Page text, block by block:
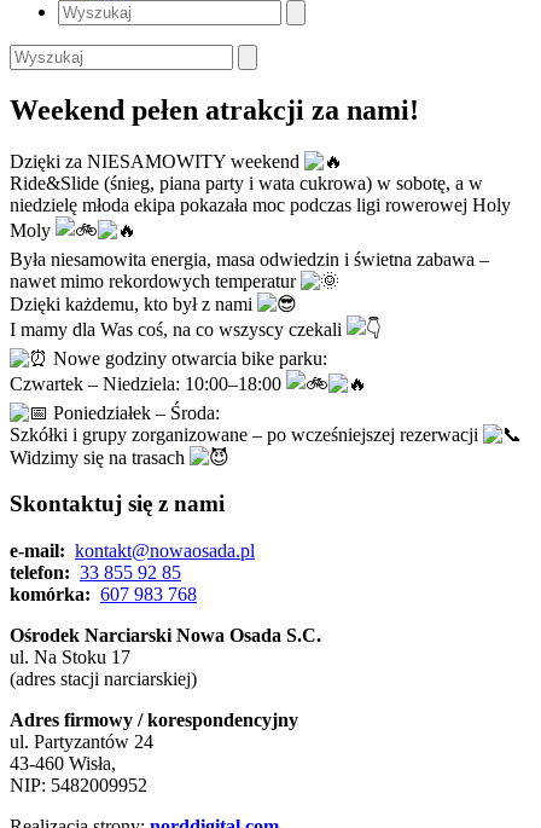
Weekend pełen atrakcji za nami!
Dzięki za NIESAMOWITY weekend
Ride&Slide (śnieg, piana party i wata cukrowa) w sobotę, a w
niedzielę młoda ekipa pokazała moc podczas ligi rowerowej Holy
Moly
Była niesamowita energia, masa odwiedzin i świetna zabawa –
nawet mimo rekordowych temperatur
Dzięki każdemu, kto był z nami
I mamy dla Was coś, na co wszyscy czekali
Nowe godziny otwarcia bike parku:
Czwartek – Niedziela: 10:00–18:00
Poniedziałek – Środa:
Szkółki i grupy zorganizowane – po wcześniejszej rezerwacji
Widzimy się na trasach
Skontaktuj się z nami
e-mail: kontakt@nowaosada.pl
telefon: 33 855 92 85
komórka: 607 983 768
Ośrodek Narciarski Nowa Osada S.C.
ul. Na Stoku 17
(adres stacji narciarskiej)
Adres firmowy / korespondencyjny
ul. Partyzantów 24
43-460 Wisła,
NIP: 5482009952